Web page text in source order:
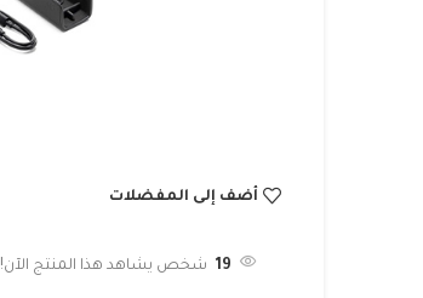
أضف إلى المفضلات
19 شخص يشاهد هذا المنتج الآن!